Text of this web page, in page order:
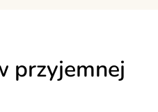
przyjemnej